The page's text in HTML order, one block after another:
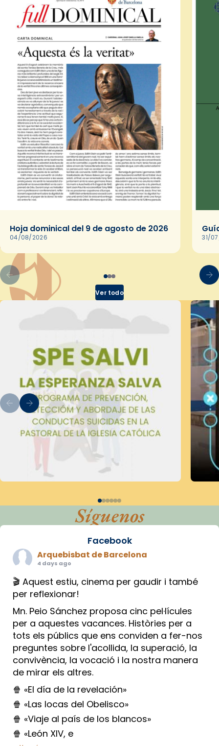
Hoja dominical del 9 de agosto de 2026
04/08/2026 31/
Ver todo
Síguenos
Facebook
Arquebisbat de Barcelona
4 days ago
🎬 Aquest estiu, cinema per gaudir i també
per reflexionar!
Mn. Peio Sánchez proposa cinc pel·lícules
per a aquestes vacances. Històries per a
tots els públics que ens conviden a fer-nos
preguntes sobre l'acollida, la superació, la
convivència, la vocació i la nostra manera
de mirar els altres.
🍿 «El día de la revelación»
🍿 «Las locas del Obelisco»
🍿 «Viaje al país de los blancos»
🍿 «León XIV, e